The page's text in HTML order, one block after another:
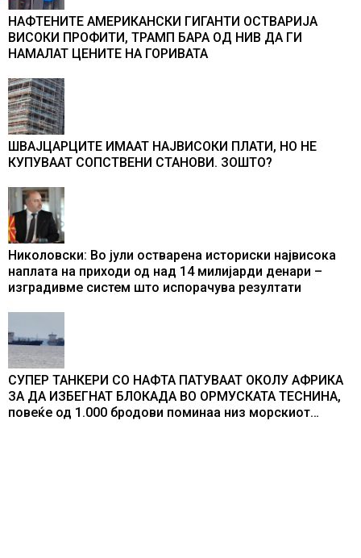
НАФТЕНИТЕ АМЕРИКАНСКИ ГИГАНТИ ОСТВАРИЈА
ВИСОКИ ПРОФИТИ, ТРАМП БАРА ОД НИВ ДА ГИ
НАМАЛАТ ЦЕНИТЕ НА ГОРИВАТА
ШВАЈЦАРЦИТЕ ИМААТ НАЈВИСОКИ ПЛАТИ, НО НЕ
КУПУВААТ СОПСТВЕНИ СТАНОВИ. ЗОШТО?
Николовски: Во јули остварена историски највисока
наплата на приходи од над 14 милијарди денари –
изградивме систем што испорачува резултати
СУПЕР ТАНКЕРИ СО НАФТА ПАТУВААТ ОКОЛУ АФРИКА
ЗА ДА ИЗБЕГНАТ БЛОКАДА ВО ОРМУСКАТА ТЕСНИНА,
повеќе од 1.000 бродови поминаа низ морскиот